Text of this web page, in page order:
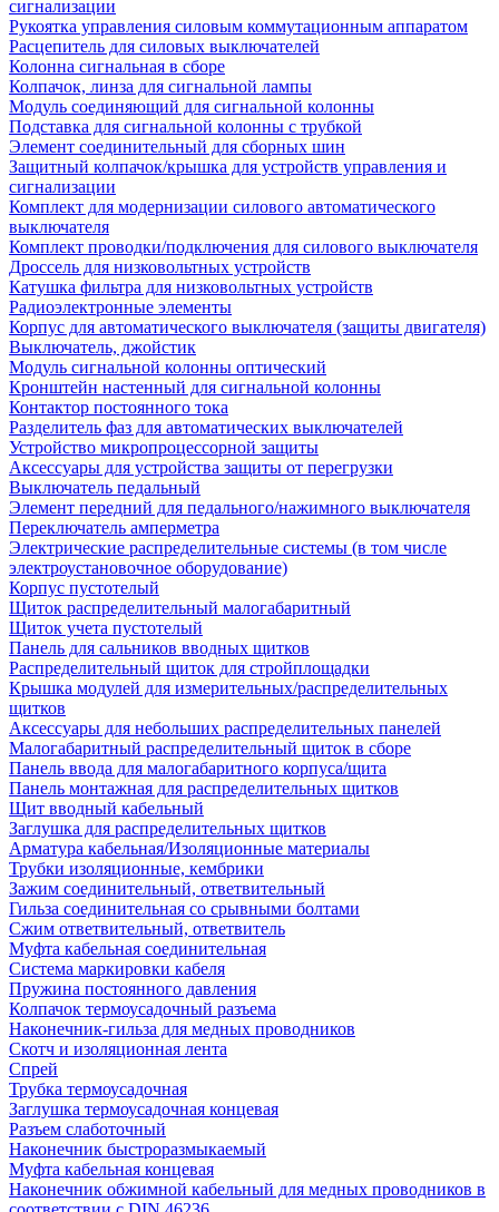
сигнализации
Рукоятка управления силовым коммутационным аппаратом
Расцепитель для силовых выключателей
Колонна сигнальная в сборе
Колпачок, линза для сигнальной лампы
Модуль соединяющий для сигнальной колонны
Подставка для сигнальной колонны с трубкой
Элемент соединительный для сборных шин
Защитный колпачок/крышка для устройств управления и
сигнализации
Комплект для модернизации силового автоматического
выключателя
Комплект проводки/подключения для силового выключателя
Дроссель для низковольтных устройств
Катушка фильтра для низковольтных устройств
Радиоэлектронные элементы
Корпус для автоматического выключателя (защиты двигателя)
Выключатель, джойстик
Модуль сигнальной колонны оптический
Кронштейн настенный для сигнальной колонны
Контактор постоянного тока
Разделитель фаз для автоматических выключателей
Устройство микропроцессорной защиты
Аксессуары для устройства защиты от перегрузки
Выключатель педальный
Элемент передний для педального/нажимного выключателя
Переключатель амперметра
Электрические распределительные системы (в том числе
электроустановочное оборудование)
Корпус пустотелый
Щиток распределительный малогабаритный
Щиток учета пустотелый
Панель для сальников вводных щитков
Распределительный щиток для стройплощадки
Крышка модулей для измерительных/распределительных
щитков
Аксессуары для небольших распределительных панелей
Малогабаритный распределительный щиток в сборе
Панель ввода для малогабаритного корпуса/щита
Панель монтажная для распределительных щитков
Щит вводный кабельный
Заглушка для распределительных щитков
Арматура кабельная/Изоляционные материалы
Трубки изоляционные, кембрики
Зажим соединительный, ответвительный
Гильза соединительная со срывными болтами
Сжим ответвительный, ответвитель
Муфта кабельная соединительная
Система маркировки кабеля
Пружина постоянного давления
Колпачок термоусадочный разъема
Наконечник-гильза для медных проводников
Скотч и изоляционная лента
Спрей
Трубка термоусадочная
Заглушка термоусадочная концевая
Разъем слаботочный
Наконечник быстроразмыкаемый
Муфта кабельная концевая
Наконечник обжимной кабельный для медных проводников в